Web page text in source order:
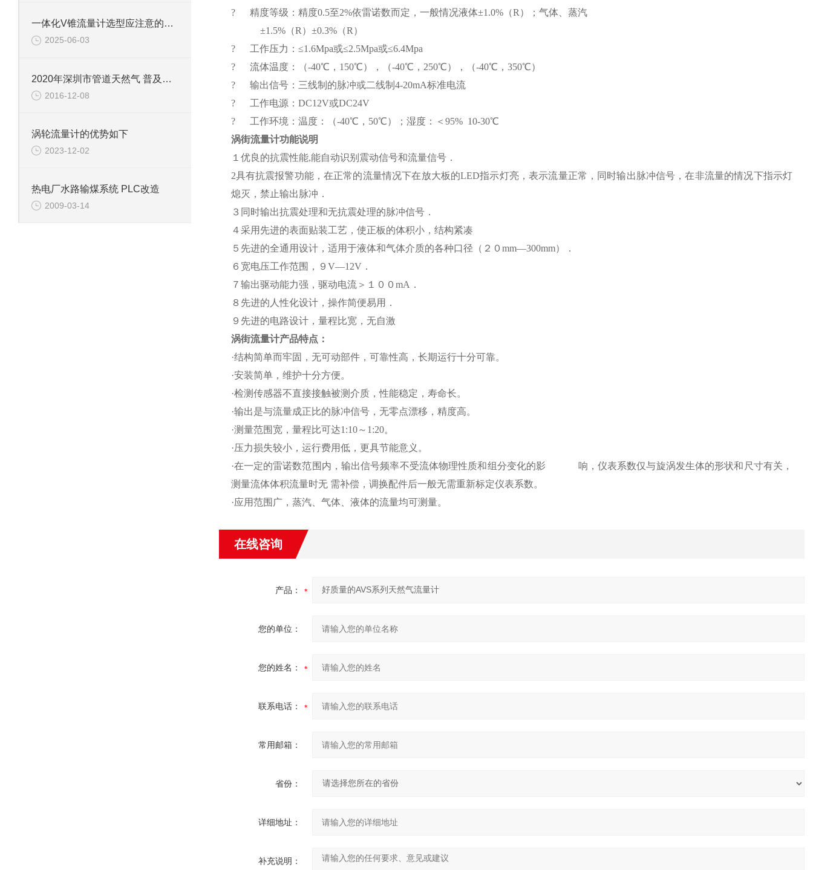
一体化V锥流量计选型应注意的八个要点
2025-06-03
2020年深圳市管道天然气 普及率将达61.5%
2016-12-08
涡轮流量计的优势如下
2023-12-02
热电厂水路输煤系统 PLC改造
2009-03-14
? 精度等级：精度0.5至2%依雷诺数而定，一般情况液体±1.0%（R）；气体、蒸汽
±1.5%（R）±0.3%（R）
? 工作压力：≤1.6Mpa或≤2.5Mpa或≤6.4Mpa
? 流体温度：（-40℃，150℃），（-40℃，250℃），（-40℃，350℃）
? 输出信号：三线制的脉冲或二线制4-20mA标准电流
? 工作电源：DC12V或DC24V
? 工作环境：温度：（-40℃，50℃）；湿度：＜95% 10-30℃
涡街流量计功能说明
１优良的抗震性能,能自动识别震动信号和流量信号．
2具有抗震报警功能，在正常的流量情况下在放大板的LED指示灯亮，表示流量正常，同时输出脉冲信号，在非流量的情况下指示灯
熄灭，禁止输出脉冲．
３同时输出抗震处理和无抗震处理的脉冲信号．
４采用先进的表面贴装工艺，使正板的体积小，结构紧凑
５先进的全通用设计，适用于液体和气体介质的各种口径（２０mm—300mm）．
６宽电压工作范围，９V—12V．
７输出驱动能力强，驱动电流＞１００mA．
８先进的人性化设计，操作简便易用．
９先进的电路设计，量程比宽，无自激
涡街流量计产品特点：
·结构简单而牢固，无可动部件，可靠性高，长期运行十分可靠。
·安装简单，维护十分方便。
·检测传感器不直接接触被测介质，性能稳定，寿命长。
·输出是与流量成正比的脉冲信号，无零点漂移，精度高。
·测量范围宽，量程比可达1:10～1:20。
·压力损失较小，运行费用低，更具节能意义。
·在一定的雷诺数范围内，输出信号频率不受流体物理性质和组分变化的影 响，仪表系数仅与旋涡发生体的形状和尺寸有关，
测量流体体积流量时无 需补偿，调换配件后一般无需重新标定仪表系数。
·应用范围广，蒸汽、气体、液体的流量均可测量。
在线咨询
产品：
您的单位：
您的姓名：
联系电话：
常用邮箱：
省份：
详细地址：
补充说明：